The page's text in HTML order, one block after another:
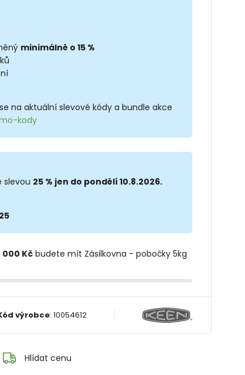
minimálně o 15 %
na aktuální slevové kódy a bundle akce
kody
slevou 25 % jen do pondělí 10.8.2026.
000 Kčbudete mít Zásilkovna - pobočky 5kg
výrobce:10054612
Hlídat cenu